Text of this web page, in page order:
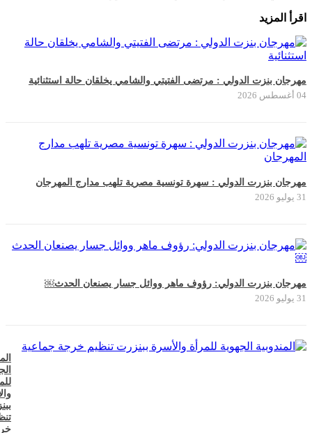
اقرأ المزيد
مهرجان بنزت الدولي : مرتضى الفتيتي والشامي يخلقان حالة استثنائية
04 أغسطس 2026
مهرجان بنزرت الدولي : سهرة تونسية مصرية تلهب مدارج المهرجان
31 يوليو 2026
مهرجان بنزرت الدولي: رؤوف ماهر ووائل جسار يصنعان الحدث￼
31 يوليو 2026